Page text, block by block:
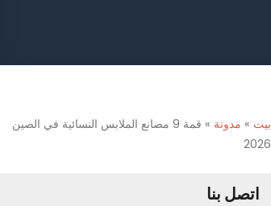
بيت » مدونة »
قمة 9 مصانع الملابس النسائية في الصين
2026
اتصل بنا